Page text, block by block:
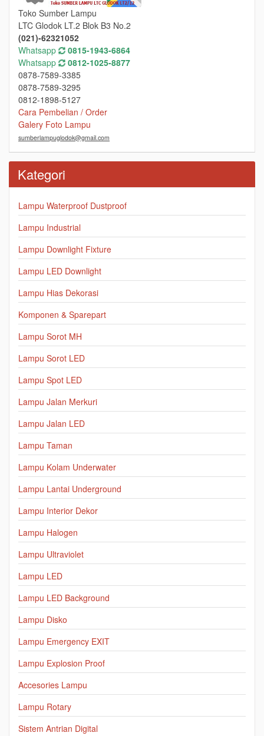
Toko Sumber Lampu
LTC Glodok LT.2 Blok B3 No.2
(021)-62321052
Whatsapp
0815-1943-6864
Whatsapp
0812-1025-8877
0878-7589-3385
0878-7589-3295
0812-1898-5127
Cara Pembelian / Order
Galery Foto Lampu
sumberlampuglodok@gmail.com
Kategori
Lampu Waterproof Dustproof
Lampu Industrial
Lampu Downlight Fixture
Lampu LED Downlight
Lampu Hias Dekorasi
Komponen & Sparepart
Lampu Sorot MH
Lampu Sorot LED
Lampu Spot LED
Lampu Jalan Merkuri
Lampu Jalan LED
Lampu Taman
Lampu Kolam Underwater
Lampu Lantai Underground
Lampu Interior Dekor
Lampu Halogen
Lampu Ultraviolet
Lampu LED
Lampu LED Background
Lampu Disko
Lampu Emergency EXIT
Lampu Explosion Proof
Accesories Lampu
Lampu Rotary
Sistem Antrian Digital